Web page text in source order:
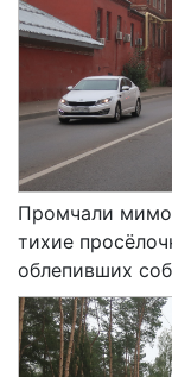
Промчали мимо
тихие
облепивших